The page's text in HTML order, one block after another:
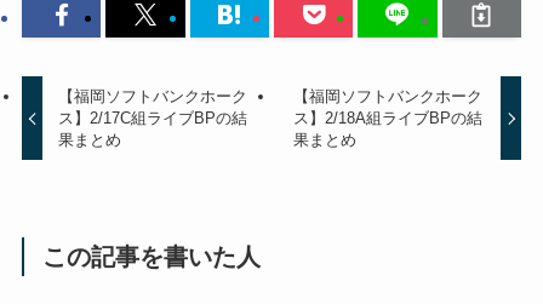
【福岡ソフトバンクホーク
ス】2/17C組ライブBPの結
果まとめ
【福岡ソフトバンクホーク
ス】2/18A組ライブBPの結
果まとめ
この記事を書いた人